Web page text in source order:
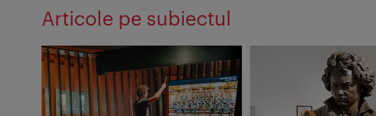
Articole pe subiectul